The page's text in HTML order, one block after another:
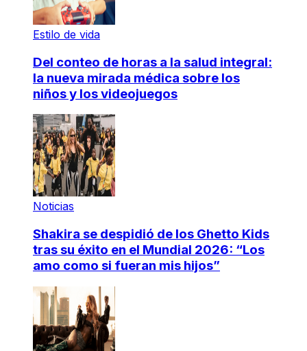
Estilo de vida
Del conteo de horas a la salud integral:
la nueva mirada médica sobre los
niños y los videojuegos
Noticias
Shakira se despidió de los Ghetto Kids
tras su éxito en el Mundial 2026: “Los
amo como si fueran mis hijos”